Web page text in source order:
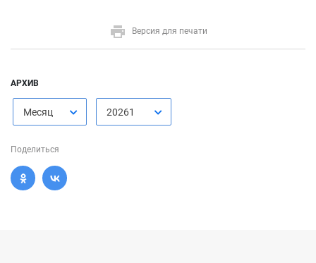
Версия для печати
АРХИВ
Месяц 20261
Поделиться